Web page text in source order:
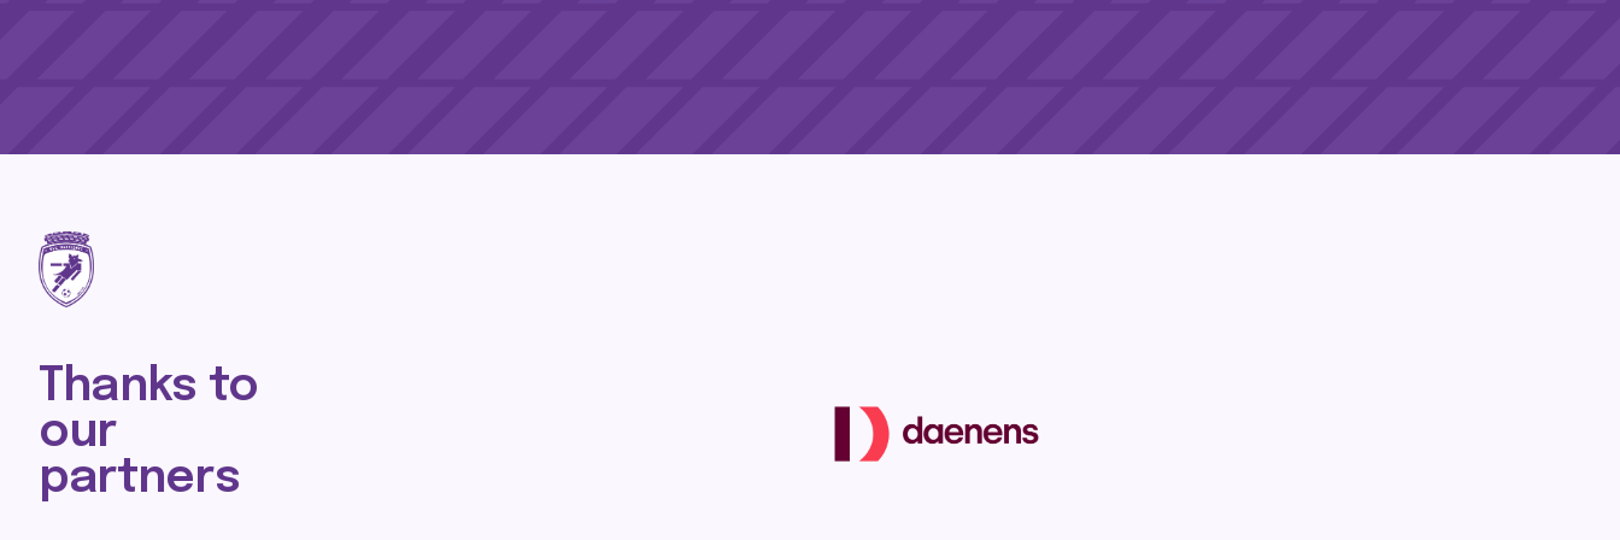
Thanks to
our
partners